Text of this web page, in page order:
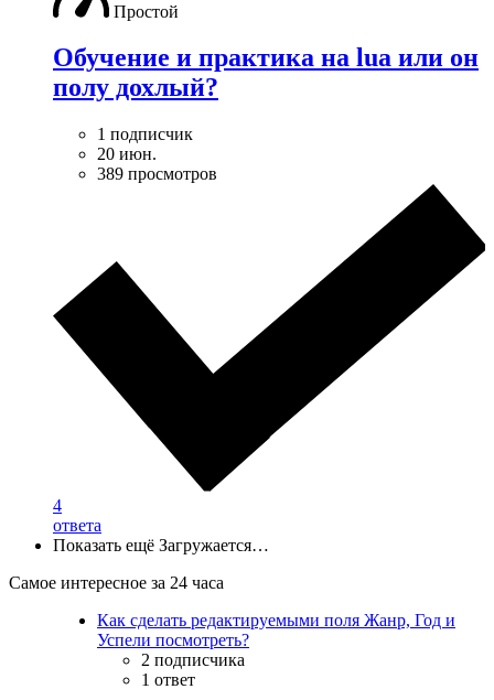
Простой
Обучение и практика на lua или он
полу дохлый?
1 подписчик
20 июн.
389 просмотров
4
ответа
Показать ещё Загружается…
Самое интересное за 24 часа
Как сделать редактируемыми поля Жанр, Год и
Успели посмотреть?
2 подписчика
1 ответ